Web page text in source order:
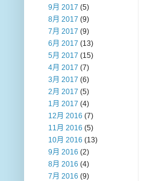
9月 2017 (5)
8月 2017 (9)
7月 2017 (9)
6月 2017 (13)
5月 2017 (15)
4月 2017 (7)
3月 2017 (6)
2月 2017 (5)
1月 2017 (4)
12月 2016 (7)
11月 2016 (5)
10月 2016 (13)
9月 2016 (2)
8月 2016 (4)
7月 2016 (9)